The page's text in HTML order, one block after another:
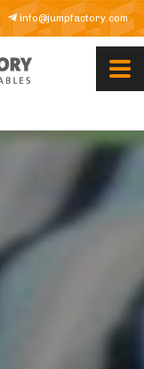
info@jumpfactory.com